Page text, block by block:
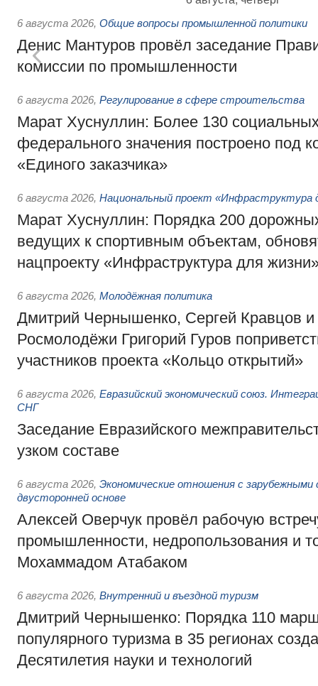
6 августа 2026, Общие вопросы промышленной политики
Денис Мантуров провёл заседание
комиссии по промышленности
6 августа 2026, Регулирование в сфере строительства
Марат Хуснуллин: Более 130
федерального значения построено под
«Единого заказчика»
6 августа 2026, Национальный проект «Инфраструктура
Марат Хуснуллин: Порядка 200
ведущих к спортивным объектам,
нацпроекту «Инфраструктура для
6 августа 2026, Молодёжная политика
Дмитрий Чернышенко, Сергей Кравцов и
Росмолодёжи Григорий Гуров
участников проекта «Кольцо открытий»
6 августа 2026, Евразийский экономический союз.
СНГ
Заседание Евразийского
узком составе
6 августа 2026, Экономические отношения с
двусторонней основе
Алексей Оверчук провёл рабочую
промышленности, недропользования и
Мохаммадом Атабаком
6 августа 2026, Внутренний и въездной туризм
Дмитрий Чернышенко: Порядка 110
популярного туризма в 35 регионах
Десятилетия науки и технологий